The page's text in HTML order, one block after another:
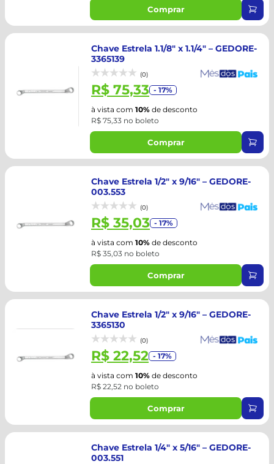
Comprar
Chave Estrela 1.1/8" x 1.1/4" – GEDORE-
3365139
(0)
R$ 75,33 - 17%
à vista com 10% de desconto
R$ 75,33 no boleto
Comprar
Chave Estrela 1/2" x 9/16" – GEDORE-
003.553
(0)
R$ 35,03 - 17%
à vista com 10% de desconto
R$ 35,03 no boleto
Comprar
Chave Estrela 1/2" x 9/16" – GEDORE-
3365130
(0)
R$ 22,52 - 17%
à vista com 10% de desconto
R$ 22,52 no boleto
Comprar
Chave Estrela 1/4" x 5/16" – GEDORE-
003.551